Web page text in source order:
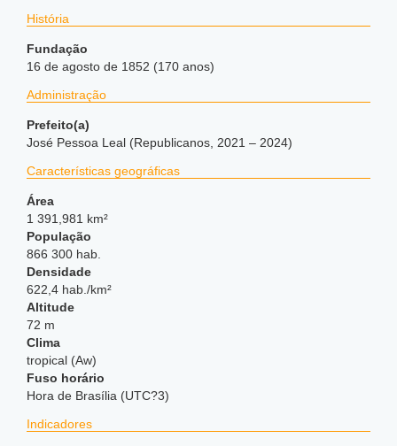
História
Fundação
16 de agosto de 1852 (170 anos)
Administração
Prefeito(a)
José Pessoa Leal (Republicanos, 2021 – 2024)
Características geográficas
Área
1 391,981 km²
População
866 300 hab.
Densidade
622,4 hab./km²
Altitude
72 m
Clima
tropical (Aw)
Fuso horário
Hora de Brasília (UTC?3)
Indicadores